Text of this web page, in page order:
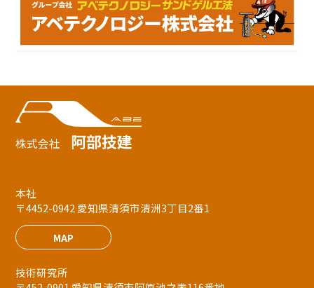
株式会社 阿部技建
本社
〒4452-0942 愛知県清須市清洲3丁目2番1
MAP
技術研究所